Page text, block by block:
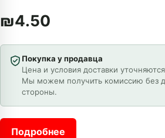
₪4.50
Покупка у продавца
Цена и условия доставки
Мы можем получить комиссию без
стороны.
Подробнее